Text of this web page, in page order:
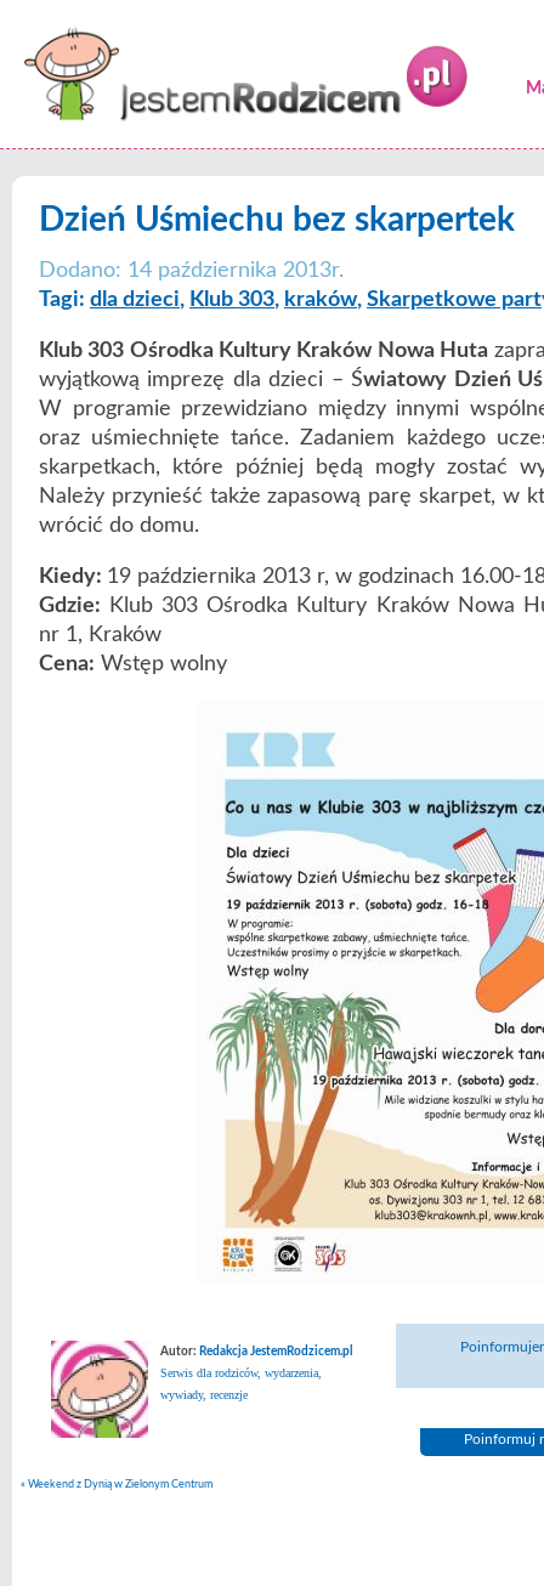
Dzień Uśmiechu bez skarpertek
Dodano: 14 października 2013r.
Tagi: dla dzieci, Klub 303, kraków, Skarpetkowe
Klub 303 Ośrodka Kultury Kraków Nowa Huta
wyjątkową imprezę dla dzieci – Światowy Dzień
W programie przewidziano między innymi
oraz uśmiechnięte tańce. Zadaniem każdego
skarpetkach, które później będą mogły zostać
Należy przynieść także zapasową parę skarpet, w
wrócić do domu.
Kiedy: 19 października 2013 r, w godzinach 16.00-
Gdzie: Klub 303 Ośrodka Kultury Kraków Nowa
nr 1, Kraków
Cena: Wstęp wolny
Autor: Redakcja JestemRodzicem.pl
Serwis dla rodziców, wydarzenia,
wywiady, recenzje
Poinformuj
« Weekend z Dynią w Zielonym Centrum